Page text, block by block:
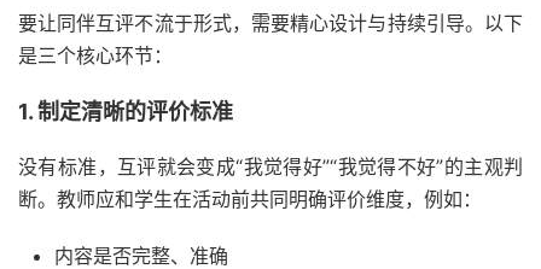
要让同伴互评不流于形式，需要精心设计与持续引导。以下
是三个核心环节：
1. 制定清晰的评价标准
没有标准，互评就会变成“我觉得好”“我觉得不好”的主观判
断。教师应和学生在活动前共同明确评价维度，例如：
内容是否完整、准确